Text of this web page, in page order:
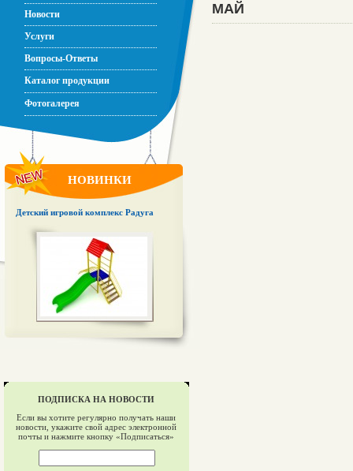
Новости
Услуги
Вопросы-Ответы
Каталог продукции
Фотогалерея
НОВИНКИ
Детский игровой комплекс Радуга
ПОДПИСКА НА НОВОСТИ
Если вы хотите регулярно получать наши
новости, укажите свой адрес электронной
почты и нажмите кнопку «Подписаться»
МАЙ